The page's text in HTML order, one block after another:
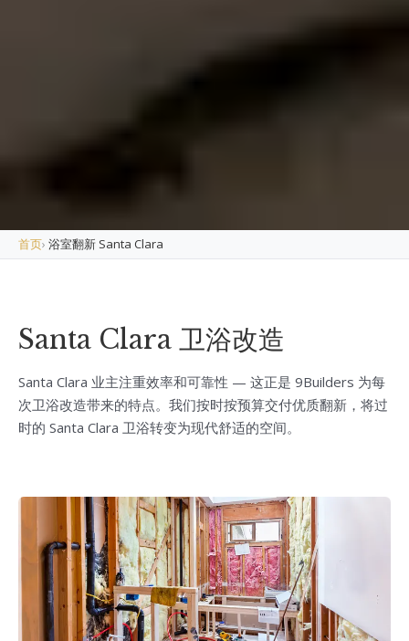
首页› 浴室翻新 Santa Clara
Santa Clara 卫浴改造
Santa Clara 业主注重效率和可靠性 — 这正是 9Builders 为每
次卫浴改造带来的特点。我们按时按预算交付优质翻新，将过
时的 Santa Clara 卫浴转变为现代舒适的空间。